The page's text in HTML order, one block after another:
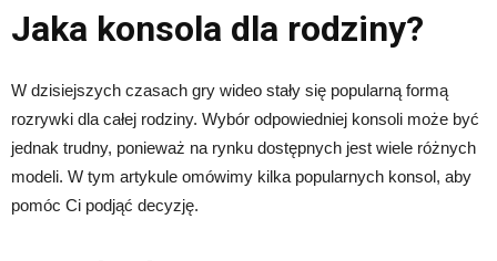
Jaka konsola dla rodziny?
W dzisiejszych czasach gry wideo stały się popularną formą
rozrywki dla całej rodziny. Wybór odpowiedniej konsoli może być
jednak trudny, ponieważ na rynku dostępnych jest wiele różnych
modeli. W tym artykule omówimy kilka popularnych konsol, aby
pomóc Ci podjąć decyzję.